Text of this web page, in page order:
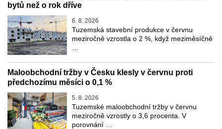
bytů než o rok dříve
6. 8. 2026
Tuzemská stavební produkce v červnu
meziročně vzrostla o 2 %, když meziměsíčně
Maloobchodní tržby v Česku klesly v červnu proti
předchozímu měsíci o 0,1 %
5. 8. 2026
Tuzemské maloobchodní tržby v červnu
meziročně vzrostly o 3,6 procenta. V
porovnání …